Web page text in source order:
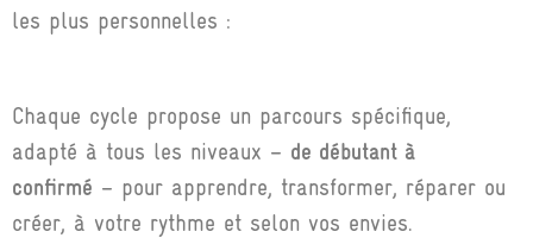
les plus personnelles :
Chaque cycle propose un parcours spécifique,
adapté à tous les niveaux – de débutant à
confirmé – pour apprendre, transformer, réparer ou
créer, à votre rythme et selon vos envies.